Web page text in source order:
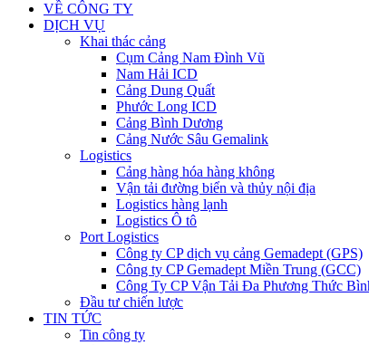
VỀ CÔNG TY
DỊCH VỤ
Khai thác cảng
Cụm Cảng Nam Đình Vũ
Nam Hải ICD
Cảng Dung Quất
Phước Long ICD
Cảng Bình Dương
Cảng Nước Sâu Gemalink
Logistics
Cảng hàng hóa hàng không
Vận tải đường biển và thủy nội địa
Logistics hàng lạnh
Logistics Ô tô
Port Logistics
Công ty CP dịch vụ cảng Gemadept (GPS)
Công ty CP Gemadept Miền Trung (GCC)
Công Ty CP Vận Tải Đa Phương Thức
Đầu tư chiến lược
TIN TỨC
Tin công ty